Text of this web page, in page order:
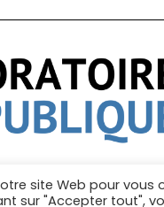
en entreprise,
de contribuer à
en proposant
pour le
réunira des acteurs
les regards,
le dialogue
des cookies
site Web pour
sur "Accepter tout",